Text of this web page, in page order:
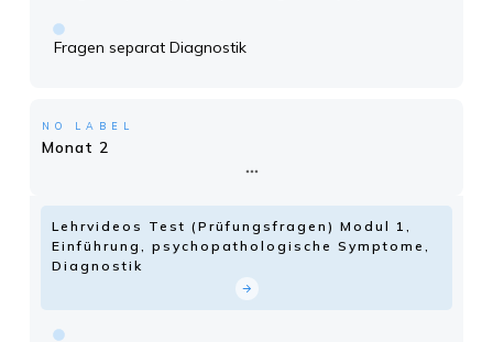
Fragen separat Diagnostik
NO LABEL
Monat 2
Lehrvideos Test (Prüfungsfragen) Modul 1,
Einführung, psychopathologische Symptome,
Diagnostik